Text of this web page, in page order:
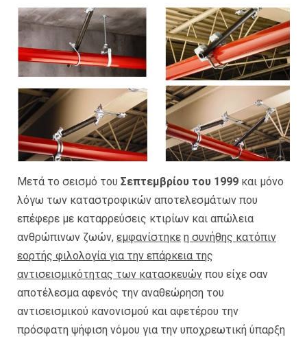
Μετά το σεισμό του Σεπτεμβρίου του 1999 και μόνο
λόγω των καταστροφικών αποτελεσμάτων που
επέφερε με καταρρεύσεις κτιρίων και απώλεια
ανθρώπινων ζωών, εμφανίστηκε η συνήθης κατόπιν
εορτής φιλολογία για την επάρκεια της
αντισεισμικότητας των κατασκευών που είχε σαν
αποτέλεσμα αφενός την αναθεώρηση του
αντισεισμικού κανονισμού και αφετέρου την
πρόσφατη ψήφιση νόμου για την υποχρεωτική ύπαρξη